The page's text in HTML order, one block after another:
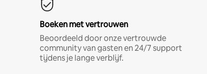
Boeken met vertrouwen
Beoordeeld door onze vertrouwde
community van gasten en 24/7 support
tijdens je lange verblijf.